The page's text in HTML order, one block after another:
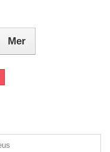
Mer